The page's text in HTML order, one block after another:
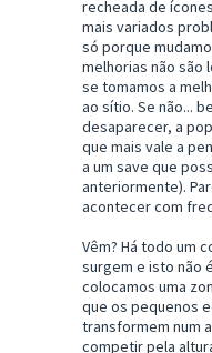
recheada de
mais variados
só porque
melhorias não são
se tomamos a
ao sítio. Se não...
desaparecer, a
que mais vale a
a um save que
anteriormente).
acontecer com
Vêm? Há todo um
surgem e isto não
colocamos uma
que os pequenos
transformem num
competir pela